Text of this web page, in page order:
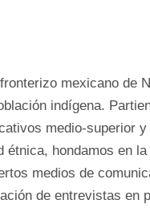
mexicano de
indígena.
medio-superior
hondamos en
medios de
de entrevistas en